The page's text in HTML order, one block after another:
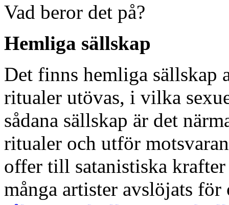
Vad beror det på?
Hemliga sällskap
Det finns hemliga sällskap
ritualer utövas, i vilka
sådana sällskap är det
ritualer och utför
offer till satanistiska
många artister avslöjats